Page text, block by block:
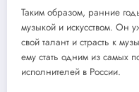
Таким образом, ранние
музыкой и искусством. Он
свой талант и страсть к
ему стать одним из самых
исполнителей в России.